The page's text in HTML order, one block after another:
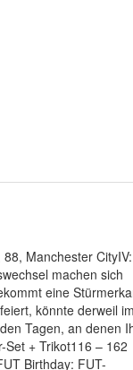
Manchester
machen sich
eine
könnte derweil im
Tagen, an denen
+ Trikot116 – 162
Birthday: FUT-